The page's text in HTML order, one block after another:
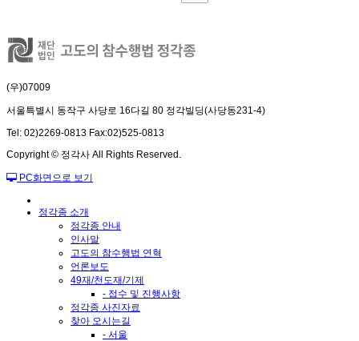
(우)07009
서울특별시 동작구 사당로 16다길 80 정각빌딩(사당동231-4)
Tel: 02)2269-0813 Fax:02)525-0813
Copyright © 정각사 All Rights Reserved.
PC화면으로 보기
정각종 소개
정각종 안내
인사말
고도의 참수행법 연혁
언론보도
49재/천도재/기제
- 접수 및 진행사항
정각종 사진자료
찾아 오시는길
- 서울